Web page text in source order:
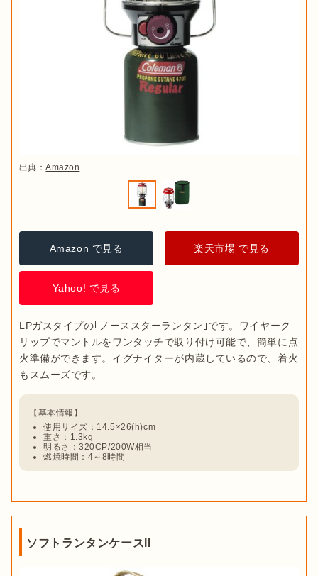
出典：Amazon
Amazon で見る 楽天市場 で見る
Yahoo! で見る
LPガスタイプの｢ノーススターランタン｣です。ワイヤーク
リップでマントルをワンタッチで取り付け可能で、簡単に点
火準備ができます。イグナイターが内蔵しているので、着火
使用サイズ：14.5×26(h)cm
重さ：1.3kg
明るさ：320CP/200W相当
燃焼時間：4～8時間
ソフトランタンケースII